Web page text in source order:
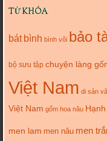
TỪ KHÓA
bát bình bình vôi bảo
bộ sưu tập chuyện làng
Việt Nam di sản
Việt Nam gốm hoa nâu
men lam men nâu men